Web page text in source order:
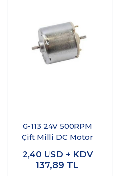
G-113 24V 500RPM
Çift Milli DC Motor
2,40 USD + KDV
137,89 TL